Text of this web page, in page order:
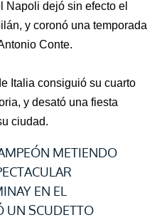
Napoli dejó sin efecto el
y coronó una temporada
Conte.
Italia consiguió su cuarto
, y desató una fiesta
ciudad.
METIENDO
EN EL
UN SCUDETTO